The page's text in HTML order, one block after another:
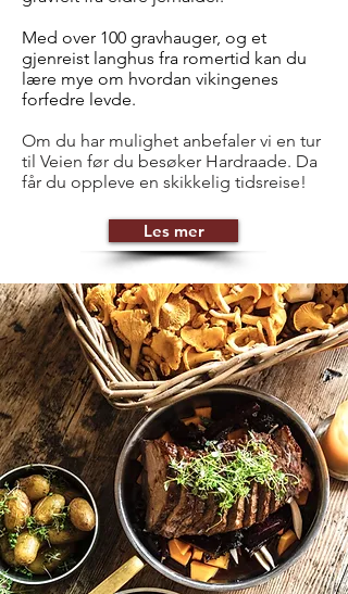
Med over 100 gravhauger, og et
gjenreist langhus fra romertid kan du
lære mye om hvordan vikingenes
forfedre levde.​
Om du har mulighet anbefaler vi en tur
til Veien før du besøker Hardraade. Da
får du oppleve en skikkelig tidsreise!
Les mer